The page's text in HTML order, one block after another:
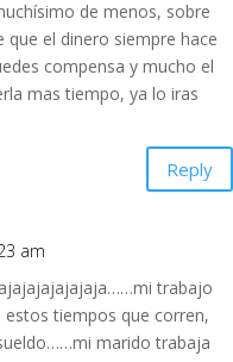
de menos, sobre
que el dinero siempre hace
compensa y mucho el
mas tiempo, ya lo iras
Reply
am
trabajo
tiempos que corren,
marido trabaja